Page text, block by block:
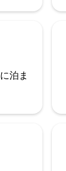
泊ま